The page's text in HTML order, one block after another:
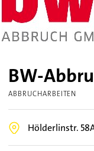
BW-
ABBRUCHARBEITEN
Hölderlinstr.